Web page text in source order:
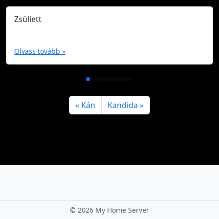
Zsüliett
Olvass tovább »
Kán Kandida
© 2026 My Home Server